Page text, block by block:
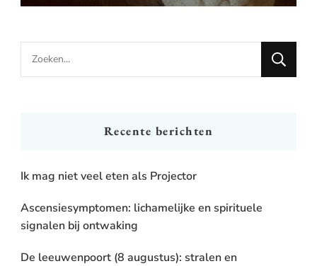
Looking
for
Recente berichten
Ik mag niet veel eten als Projector
Ascensiesymptomen: lichamelijke en spirituele
signalen bij ontwaking
De leeuwenpoort (8 augustus): stralen en